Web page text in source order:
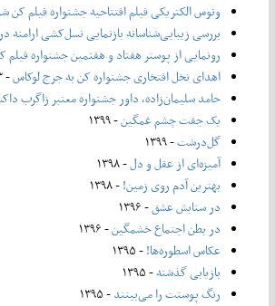
ونوس الکتریکی فیلم افتتاحیه جشنواره فیلم کن شد
بررسی زیبایی‌شناسانه بازنمایی نسل‌کشی ارامنه در
رونمایی از پوستر هفتاد و هفتمین جشنواره فیلم
اهدای نخل افتخاری جشنواره کن به جرج لوکاس- ۱۴۰۳
حامد سلیمان‌زاده، داور جشنواره معتبر زاگرب
یک جفت چشم غمگین- ۱۳۹۹
گل‌درشت- ۱۳۹۹
آمیزه‌ای از عقل و دل- ۱۳۹۸
بهترین آدم روی زمین!- ۱۳۹۸
در ستایش عشق- ۱۳۹۶
در بطن اجتماع خشمگین- ۱۳۹۶
عکاس اسطوره‌ها!- ۱۳۹۵
بازیابی گذشته- ۱۳۹۵
رنگ پوستت را می‌بینند- ۱۳۹۵